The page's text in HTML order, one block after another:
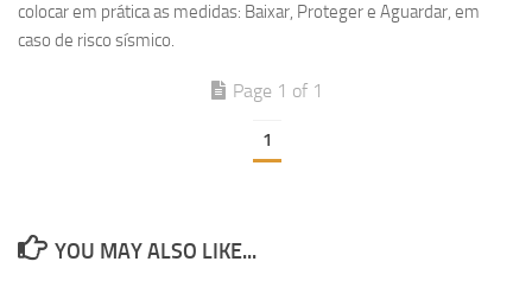
colocar em prática as medidas: Baixar, Proteger e Aguardar, em
caso de risco sísmico.
Page 1 of 1
1
YOU MAY ALSO LIKE...